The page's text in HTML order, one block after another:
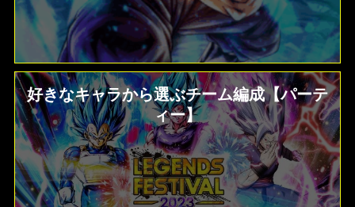
ULTRA 超サイヤ人ゴッドSSベジット RED
赤属性 レベル5000フルブースト 限界突破
★7+